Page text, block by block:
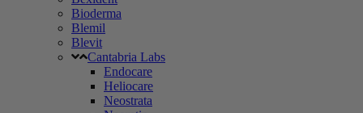
Bioderma
Blemil
Blevit
Cantabria Labs
Endocare
Heliocare
Neostrata